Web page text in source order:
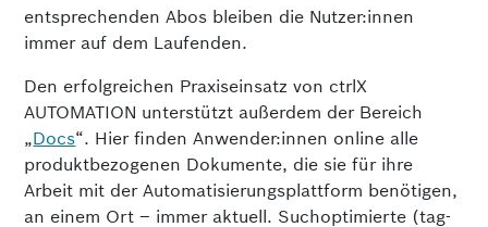
entsprechenden Abos bleiben die Nutzer:innen
immer auf dem Laufenden.
Den erfolgreichen Praxiseinsatz von ctrlX
AUTOMATION unterstützt außerdem der Bereich
„Docs“. Hier finden Anwender:innen online alle
produktbezogenen Doku­mente, die sie für ihre
Arbeit mit der Automatisierungsplattform benötigen,
an einem Ort – immer aktuell. Suchoptimierte (tag-